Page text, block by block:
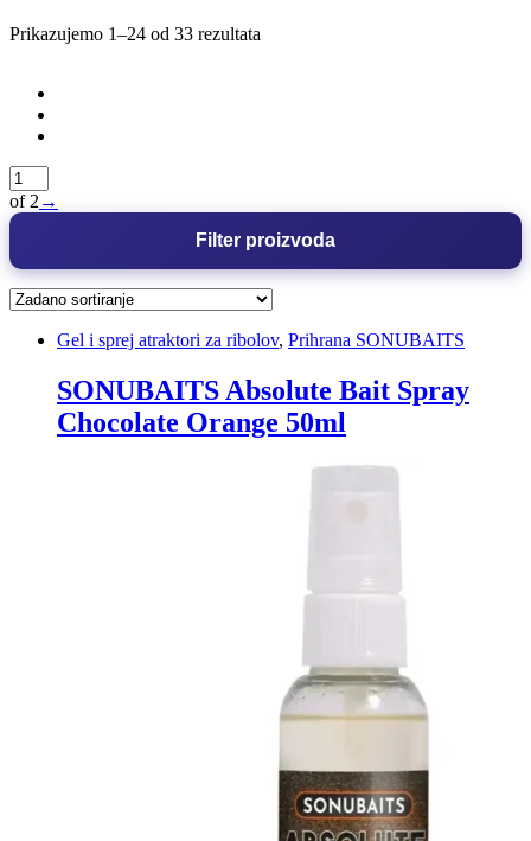
Prikazujemo 1–24 od 33 rezultata
Filter proizvoda
of 2 →
Gel i sprej atraktori za ribolov, Prihrana SONUBAITS
SONUBAITS Absolute Bait Spray
Chocolate Orange 50ml